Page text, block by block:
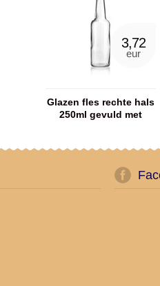
3,72
eur
Glazen fles rechte hals
250ml gevuld met